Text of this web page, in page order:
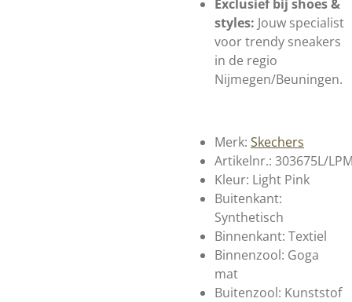
Exclusief bij shoes &
styles: Jouw specialist
voor trendy sneakers
in de regio
Nijmegen/Beuningen.
Merk: Skechers
Artikelnr.: 303675L/
Kleur: Light Pink
Buitenkant:
Synthetisch
Binnenkant: Textiel
Binnenzool: Goga
mat
Buitenzool: Kunststof